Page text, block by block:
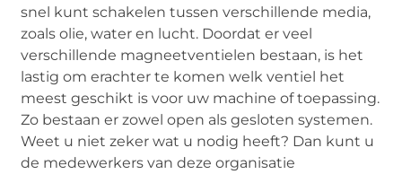
snel kunt schakelen tussen verschillende media,
zoals olie, water en lucht. Doordat er veel
verschillende magneetventielen bestaan, is het
lastig om erachter te komen welk ventiel het
meest geschikt is voor uw machine of toepassing.
Zo bestaan er zowel open als gesloten systemen.
Weet u niet zeker wat u nodig heeft? Dan kunt u
de medewerkers van deze organisatie